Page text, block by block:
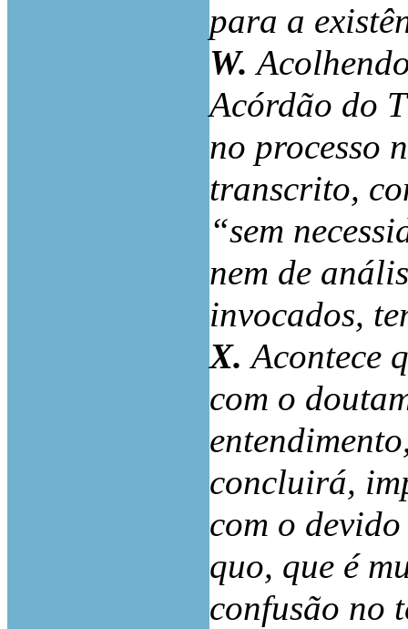
para a
W.
Acórdão do
no processo
transcrito,
“sem
nem de
invocados,
X.Acontece
com o
concluirá,
com o
quo, que é
confusão no